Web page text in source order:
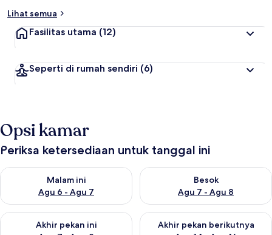
Lihat semua
Fasilitas utama (12)
Seperti di rumah sendiri (6)
Opsi kamar
Periksa ketersediaan untuk tanggal ini
Malam ini
Agu 6 - Agu 7
Periksa ketersediaan untuk malam ini Agu 6 - Agu 7
Besok
Agu 7 - Agu 8
Periksa ketersediaan untuk
Akhir pekan ini
Periksa ketersediaan untuk akhir pekan ini Agu 7 - Agu 9
Akhir pekan berikutnya
Periksa ketersediaan untuk